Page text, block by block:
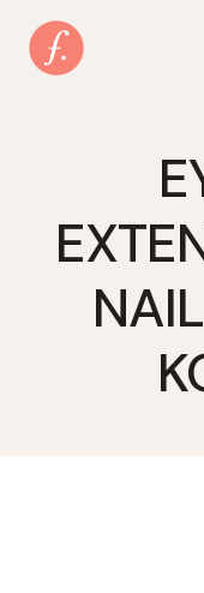
Inhalt
springen